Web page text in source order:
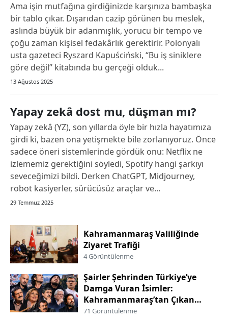
Ama işin mutfağına girdiğinizde karşınıza bambaşka
bir tablo çıkar. Dışarıdan cazip görünen bu meslek,
aslında büyük bir adanmışlık, yorucu bir tempo ve
çoğu zaman kişisel fedakârlık gerektirir. Polonyalı
usta gazeteci Ryszard Kapuściński, “Bu iş siniklere
göre değil” kitabında bu gerçeği olduk...
13 Ağustos 2025
Yapay zekâ dost mu, düşman mı?
Yapay zekâ (YZ), son yıllarda öyle bir hızla hayatımıza
girdi ki, bazen ona yetişmekte bile zorlanıyoruz. Önce
sadece öneri sistemlerinde gördük onu: Netflix ne
izlememiz gerektiğini söyledi, Spotify hangi şarkıyı
seveceğimizi bildi. Derken ChatGPT, Midjourney,
robot kasiyerler, sürücüsüz araçlar ve...
29 Temmuz 2025
Kahramanmaraş Valiliğinde
Ziyaret Trafiği
4 Görüntülenme
Şairler Şehrinden Türkiye’ye
Damga Vuran İsimler:
Kahramanmaraş’tan Çıkan
Ünlüler
71 Görüntülenme